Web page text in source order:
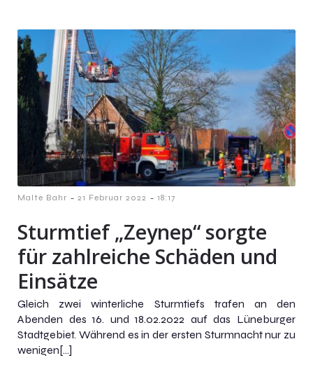
Malte Bahr - 21 Februar 2022 - 18:17
Sturmtief „Zeynep“ sorgte
für zahlreiche Schäden und
Einsätze
Gleich zwei winterliche Sturmtiefs trafen an den
Abenden des 16. und 18.02.2022 auf das Lüneburger
Stadtgebiet. Während es in der ersten Sturmnacht nur zu
wenigen[…]